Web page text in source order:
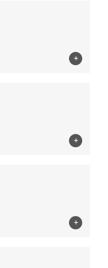
+
+
+